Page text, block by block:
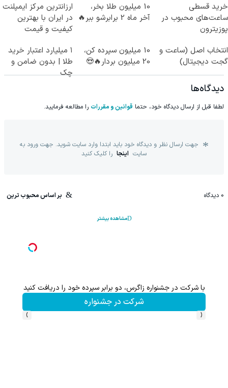
خرید قسطی
ساعت‌های محبوب در
پوزیترون
10 میلیون طلا بخر،
آخر ماه 2 برابرشو ببر🔥
ارزانترین مرکز ایمپلنت
در ایران با بهترین
کیفیت و قیمت
انتخاب اصل (ساعت و
گجت دیجیتال)
10 میلیون سپرده کن،
20 میلیون بردار🔥😍
۱ میلیارد اعتبار خرید
طلا | بدون ضامن و
چک
دیدگاه‌ها
لطفا قبل از ارسال دیدگاه خود، حتما قوانین و مقررات را مطالعه فرمایید.
جهت ارسال نظر و دیدگاه خود باید ابتدا وارد سایت شوید. جهت ورود به
سایت اینجا را کلیک کنید
0 دیدگاه بر اساس محبوب ترین
مشاهده بیشتر
با شرکت در جشنواره زاگرس، دو برابر سپرده خود را دریافت کنید
شرکت در جشنواره
‹
›